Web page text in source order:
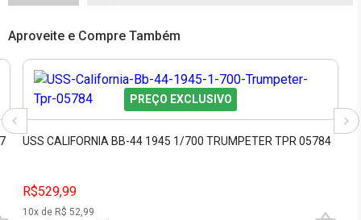
Aproveite e Compre Também
PREÇO EXCLUSIVO
USS CALIFORNIA BB-44 1945 1/700 TRUMPETER TPR 05784
R$529,99
10x de R$ 52,99